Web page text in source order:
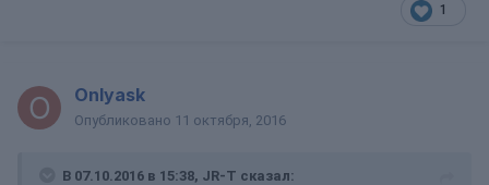
1
Onlyask
Опубликовано 11 октября, 2016
В 07.10.2016 в 15:38, JR-T сказал: